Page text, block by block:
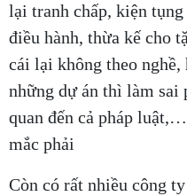
lại tranh chấp, kiện
điều hành, thừa kế cho
cái lại không theo nghề,
những dự án thì làm sai
quan đến cả pháp
mắc phải
Còn có rất nhiều công